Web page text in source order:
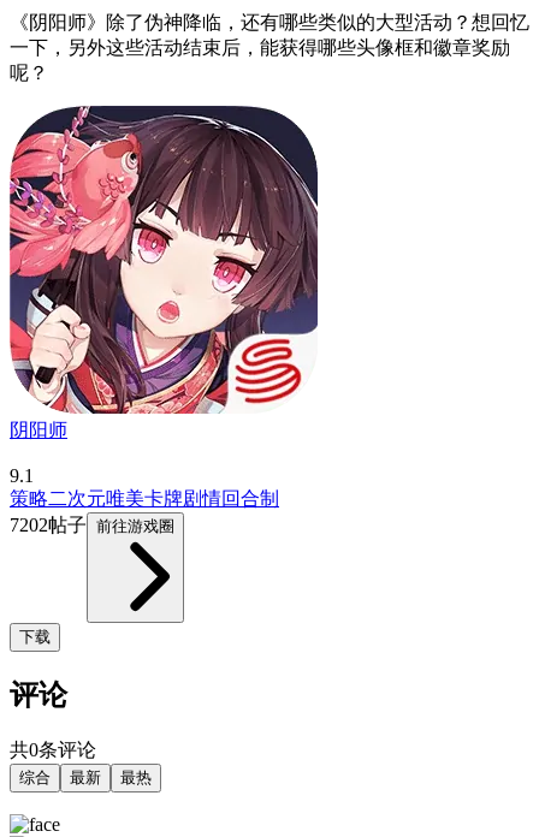
《阴阳师》除了伪神降临，还有哪些类似的大型活动？想回忆
一下，另外这些活动结束后，能获得哪些头像框和徽章奖励
呢？
阴阳师
9.1
策略二次元唯美卡牌剧情回合制
7202帖子 前往游戏圈
下载
评论
共0条评论
综合 最新 最热